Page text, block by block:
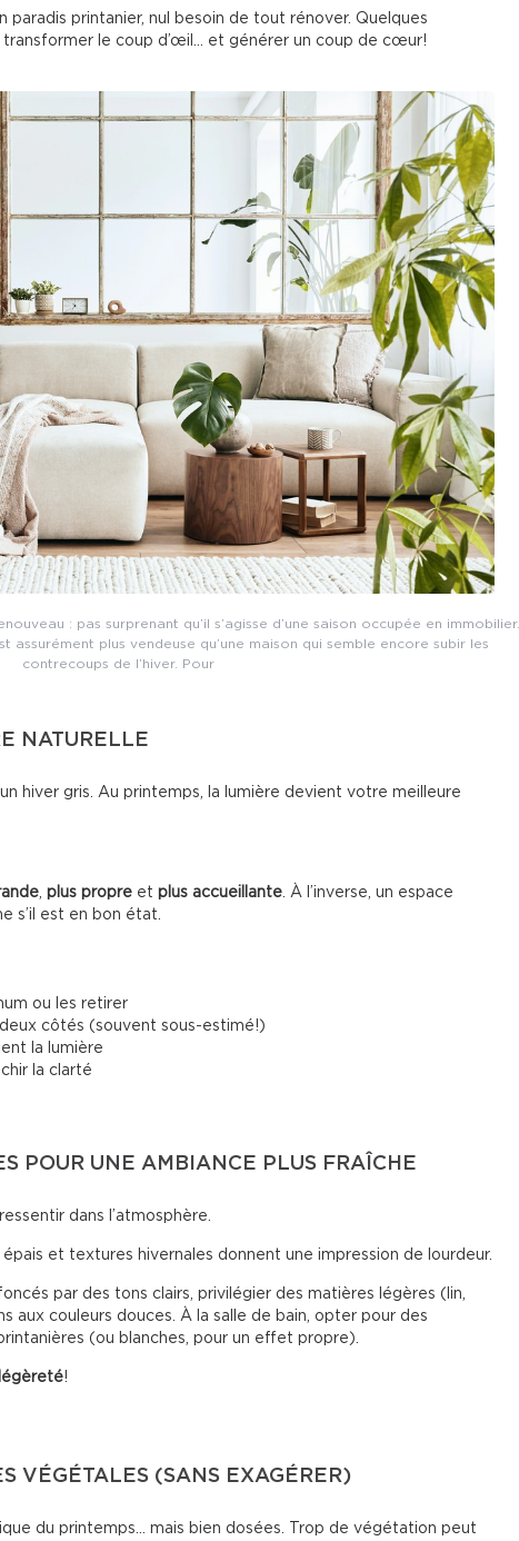
paradis printanier, nul besoin de tout rénover. Quelques
le coup d’œil… et générer un coup de cœur!
: pas surprenant qu’il s’agisse d’une saison occupée en immobilier.
assurément plus vendeuse qu’une maison qui semble encore subir les
contrecoups de l’hiver. Pour
NATURELLE
hiver gris. Au printemps, la lumière devient votre meilleure
plus propre et plus accueillante . À l’inverse, un espace
s’il est en bon état.
ou les retirer
côtés (souvent sous-estimé!)
la lumière
la clarté
POUR UNE AMBIANCE PLUS FRAÎCHE
dans l’atmosphère.
épais et textures hivernales donnent une impression de lourdeur.
par des tons clairs, privilégier des matières légères (lin,
aux couleurs douces. À la salle de bain, opter pour des
(ou blanches, pour un effet propre).
!
VÉGÉTALES (SANS EXAGÉRER)
du printemps… mais bien dosées. Trop de végétation peut